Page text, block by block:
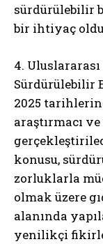
sürdürülebilir
bir ihtiyaç
4.
Sürdürülebilir
2025
araştırmacı
konusu,
zorluklarla
olmak üzere
alanında
yenilikçi